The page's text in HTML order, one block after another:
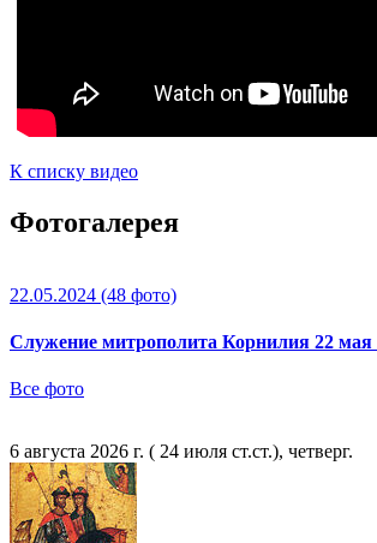
К списку видео
Фотогалерея
22.05.2024 (48 фото)
Служение митрополита Корнилия 22 мая
Все фото
6 августа 2026 г. ( 24 июля ст.ст.), четверг.